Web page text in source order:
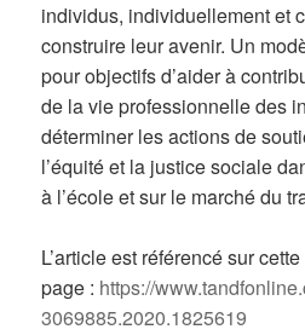
individus, individuellement et
construire leur avenir. Un
pour objectifs d’aider à
de la vie professionnelle des
déterminer les actions de
l’équité et la justice sociale
à l’école et sur le marché du
L’article est référencé sur cette
page : https://
3069885.2020.1825619